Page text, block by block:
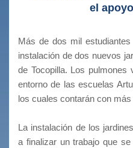
el
Más de dos mil
instalación de dos nuevos
de Tocopilla. Los pulmones
entorno de las escuelas
los cuales contarán con
La instalación de los
a finalizar un trabajo que